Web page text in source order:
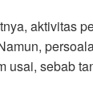
aktivitas
usai, sebab